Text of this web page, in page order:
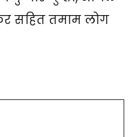
सहित तमाम लोग